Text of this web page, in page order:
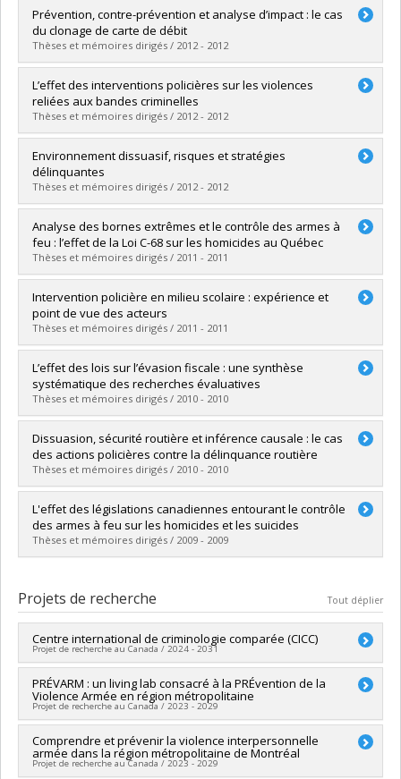
Diplômé(e) :Reeves-Latour, Maxime
Cycle :Maîtrise
Diplôme obtenu :M. Sc.
Lien vers le document dans Papyrus
Prévention, contre-prévention et analyse d’impact : le cas
du clonage de carte de débit
Thèses et mémoires dirigés / 2012 - 2012
Diplômé(e) :Wolfshagen, Paul-Alexandre
Cycle : Maîtrise
Diplôme obtenu :M. Sc.
Lien vers le document dans Papyrus
L’effet des interventions policières sur les violences
reliées aux bandes criminelles
Thèses et mémoires dirigés / 2012 - 2012
Diplômé(e) :Lamarche, Julien
Cycle :Maîtrise
Diplôme obtenu :M. Sc.
Lien vers le document dans Papyrus
Environnement dissuasif, risques et stratégies
délinquantes
Thèses et mémoires dirigés / 2012 - 2012
Diplômé(e) :Beaudoin, Isabelle
Cycle :Doctorat
Diplôme obtenu :Ph. D.
Lien vers le document dans Papyrus
Analyse des bornes extrêmes et le contrôle des armes à
feu : l’effet de la Loi C-68 sur les homicides au Québec
Thèses et mémoires dirigés / 2011 - 2011
Diplômé(e) :Linteau, Isabelle
Cycle :Maîtrise
Diplôme obtenu :M. Sc.
Lien vers le document dans Papyrus
Intervention policière en milieu scolaire : expérience et
point de vue des acteurs
Thèses et mémoires dirigés / 2011 - 2011
Diplômé(e) :Ivanova, Ekaterina
Cycle :Maîtrise
Diplôme obtenu :M. Sc.
Lien vers le document dans Papyrus
L’effet des lois sur l’évasion fiscale : une synthèse
systématique des recherches évaluatives
Thèses et mémoires dirigés / 2010 - 2010
Diplômé(e) :Blanchette, Maude
Cycle :Maîtrise
Diplôme obtenu :M. Sc.
Lien vers le document dans Papyrus
Dissuasion, sécurité routière et inférence causale : le cas
des actions policières contre la délinquance routière
Thèses et mémoires dirigés / 2010 - 2010
Diplômé(e) :Gagné, Marie-Eve
Cycle :Maîtrise
Diplôme obtenu :M. Sc.
Lien vers le document dans Papyrus
L'effet des législations canadiennes entourant le contrôle
des armes à feu sur les homicides et les suicides
Thèses et mémoires dirigés / 2009 - 2009
Cycle : Maîtrise
Diplôme obtenu :M. Sc.
Lien vers le document dans Papyrus
Projets de recherche Tout déplier
Centre international de criminologie comparée (CICC)
Projet de recherche au Canada / 2024 - 2031
Chercheur principal :David Décary-Hétu,Chloé Leclerc
Co-chercheurs : Jean Proulx,Denis Lafortune
Wemmers
Étienne
Blais,Frédéric Ouellet,Amissi Melchiade Manirabona
Jean-
Pierre Guay,Isabelle V. Daignault,
PRÉVARM : un living lab consacré à la PRÉvention de la
Violence Armée en région métropolitaine
Projet de recherche au Canada / 2023 - 2029
Chercheur principal :Denis Lafortune
Co-chercheurs :Stéphane Guay,Étienne Blais,Chloé Leclerc
Frédéric Ouellet
Comprendre et prévenir la violence interpersonnelle
armée dans la région métropolitaine de Montréal
Projet de recherche au Canada / 2023 - 2029